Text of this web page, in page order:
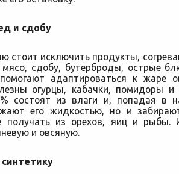
и сдобу
стоит исключить продукты,
сдобу, бутерброды, острые
адаптироваться к жаре
огурцы, кабачки, помидоры
состоят из влаги и, попадая в
его жидкостью, но и
получать из орехов, яиц и рыбы.
и овсяную.